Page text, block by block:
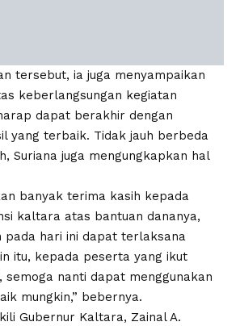
tersebut, ia juga menyampaikan
keberlangsungan kegiatan
dapat berakhir dengan
yang terbaik. Tidak jauh berbeda
Suriana juga mengungkapkan hal
banyak terima kasih kepada
kaltara atas bantuan dananya,
pada hari ini dapat terlaksana
itu, kepada peserta yang ikut
semoga nanti dapat menggunakan
mungkin,” bebernya.
Gubernur Kaltara, Zainal A.